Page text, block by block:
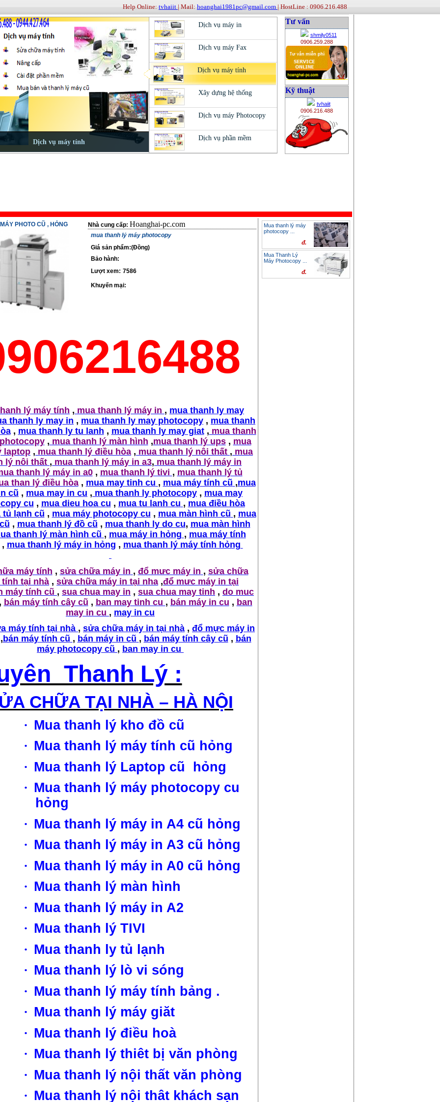
Help Online: tvhaiit | Mail: hoanghai1981pc@gmail.com | HostLine : 0906.216.488
Tư vấn
shmily0511
0906.259.288
Kỹ thuật
tvhaiit
0906.216.488
PHOTO CŨ , HỎNG Nhà cung cấp: Hoanghai-pc.com
mua thanh lý máy photocopy
Giá sản phẩm:(Đồng)
Bảo hành:
Lượt xem: 7586
Khuyến mại:
lý máy tính , mua thanh lý máy in , mua thanh ly may
thanh ly may in , mua thanh ly may photocopy , mua thanh
, mua thanh ly tu lanh , mua thanh ly may giat , mua thanh
, mua thanh lý màn hình ,mua thanh lý ups, mua
laptop , mua thanh lý điều hòa , mua thanh lý nôi thất , mua
lý nôi thất , mua thanh lý máy in a3, mua thanh lý máy in
thanh lý máy in a0, mua thanh lý tivi , mua thanh lý tủ
than lý điều hòa, mua may tinh cu , mua máy tính cũ ,mua
cũ , mua may in cu , mua thanh ly photocopy , mua may
cu , mua dieu hoa cu , mua tu lanh cu , mua điều hòa
tủ lạnh cũ , mua máy photocopy cu , mua màn hình cũ , mua
, mua thanh lý đồ cũ , mua thanh ly do cu, mua màn hình
thanh lý màn hình cũ , mua máy in hỏng , mua máy tính
, mua thanh lý máy in hỏng , mua thanh lý máy tính hỏng
máy tính , sửa chữa máy in , đổ mưc máy in , sửa chữa
tính tại nhà , sửa chữa máy in tại nha ,đổ mưc máy in tại
máy tính cũ , sua chua may in , sua chua may tinh , do muc
bán máy tính cây cũ , ban may tinh cu , bán máy in cu , ban
may in cu , may in cu
máy tính tại nhà , sửa chữa máy in tại nhà , đổ mực máy in
, bán máy tính cũ , bán máy in cũ , bán máy tính cây cũ , bán
máy photocopy cũ , ban may in cu
Thanh Lý :
CHỮA TẠI NHÀ – HÀ NỘI
· Mua thanh lý kho đồ cũ
· Mua thanh lý máy tính cũ hỏng
· Mua thanh lý Laptop cũ hỏng
· Mua thanh lý máy photocopy cu
hỏng
· Mua thanh lý máy in A4 cũ hỏng
· Mua thanh lý máy in A3 cũ hỏng
· Mua thanh lý máy in A0 cũ hỏng
· Mua thanh lý màn hình
· Mua thanh lý máy in A2
· Mua thanh lý TIVI
· Mua thanh ly tủ lạnh
· Mua thanh lý lò vi sóng
· Mua thanh lý máy tính bảng .
· Mua thanh lý máy giăt
· Mua thanh lý điều hoà
· Mua thanh lý thiêt bị văn phòng
· Mua thanh lý nội thất văn phòng
· Mua thanh lý nội thât khách sạn
Mua thanh lý máy
photocopy ...
đ.
Mua Thanh Lý
Máy Photocopy ...
đ.